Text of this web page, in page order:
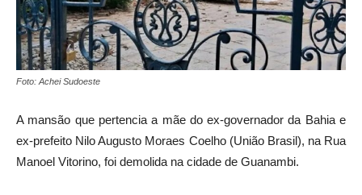
Foto: Achei Sudoeste
A mansão que pertencia a mãe do ex-governador da Bahia e
ex-prefeito Nilo Augusto Moraes Coelho (União Brasil), na Rua
Manoel Vitorino, foi demolida na cidade de Guanambi.